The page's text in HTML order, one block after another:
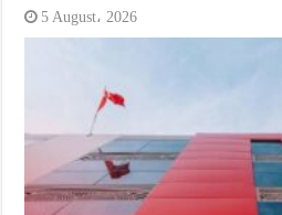
5 August، 2026